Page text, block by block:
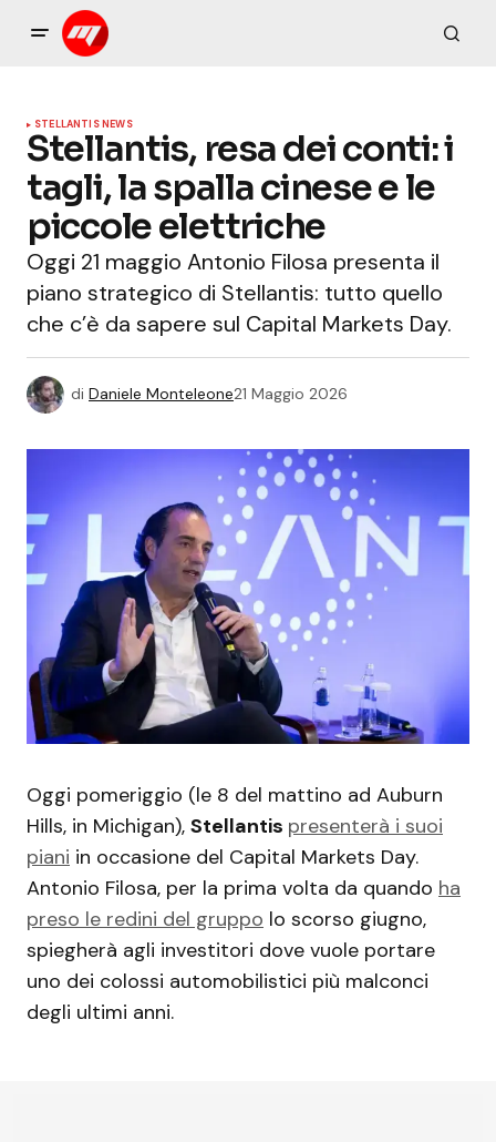
STELLANTIS NEWS
Stellantis, resa dei conti: i
tagli, la spalla cinese e le
piccole elettriche
Oggi 21 maggio Antonio Filosa presenta il
piano strategico di Stellantis: tutto quello
che c’è da sapere sul Capital Markets Day.
di Daniele Monteleone21 Maggio 2026
Oggi pomeriggio (le 8 del mattino ad Auburn
Hills, in Michigan), Stellantis presenterà i suoi
piani in occasione del Capital Markets Day.
Antonio Filosa, per la prima volta da quando ha
preso le redini del gruppo lo scorso giugno,
spiegherà agli investitori dove vuole portare
uno dei colossi automobilistici più malconci
degli ultimi anni.